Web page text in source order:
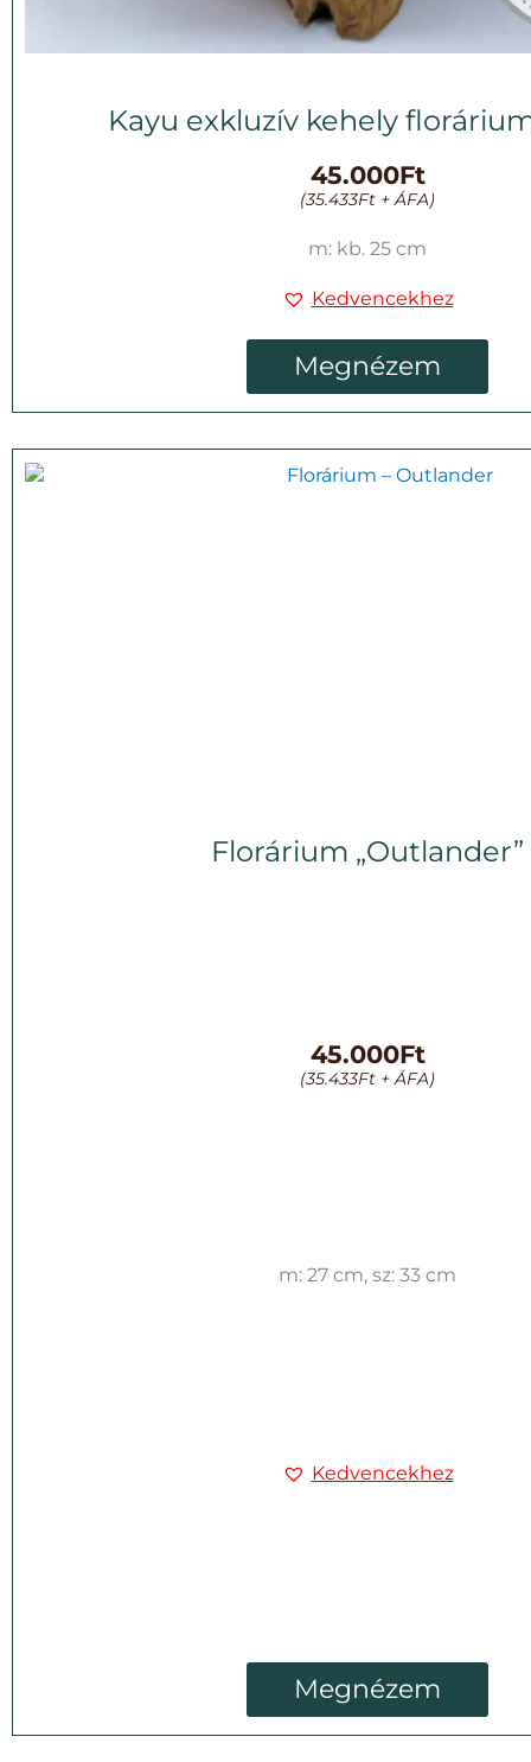
Kayu exkluzív kehely
45.000Ft
(35.433Ft + ÁFA)
m: kb. 25 cm
Kedvencekhez
Megnézem
Florárium „Outlander”
45.000Ft
(35.433Ft + ÁFA)
m: 27 cm, sz: 33 cm
Kedvencekhez
Megnézem